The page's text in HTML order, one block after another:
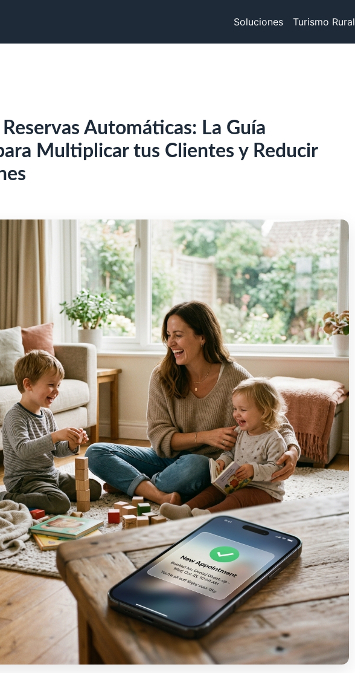
Soluciones Turismo Rural
Automáticas: La Guía
Multiplicar tus Clientes y Reducir